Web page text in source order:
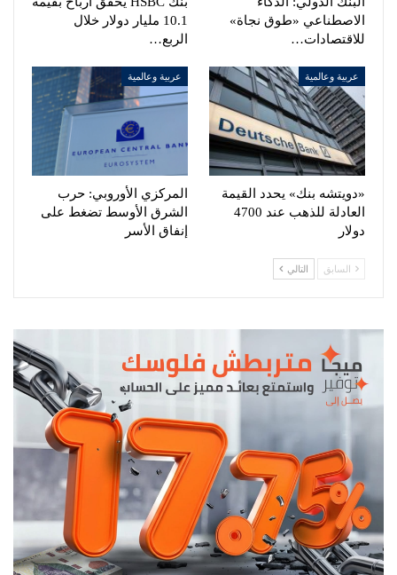
الاصطناعي «طوق نجاة»
للاقتصادات…
10.1 مليار دولار خلال
الربع…
عربية وعالمية
«دويتشه بنك» يحدد القيمة
العادلة للذهب عند 4700
دولار
عربية وعالمية
المركزي الأوروبي: حرب
الشرق الأوسط تضغط على
إنفاق الأسر
السابق التالي